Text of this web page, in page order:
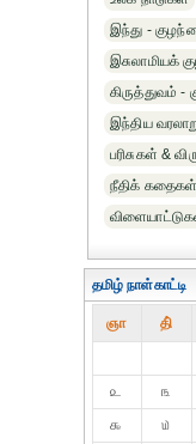
இந்து -
இசுலாமியக்
கிருத்துவம்
இந்திய
பரிசுகள் &
நீதிக் கதைகள்
தமிழ் நாள்காட்டி
ஞா தி்
௨
௩
௯
௰